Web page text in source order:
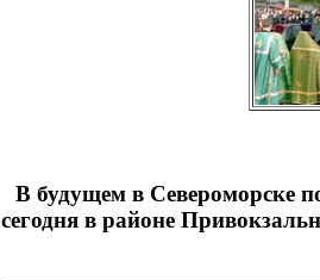
В будущем в Североморске
сегодня в районе